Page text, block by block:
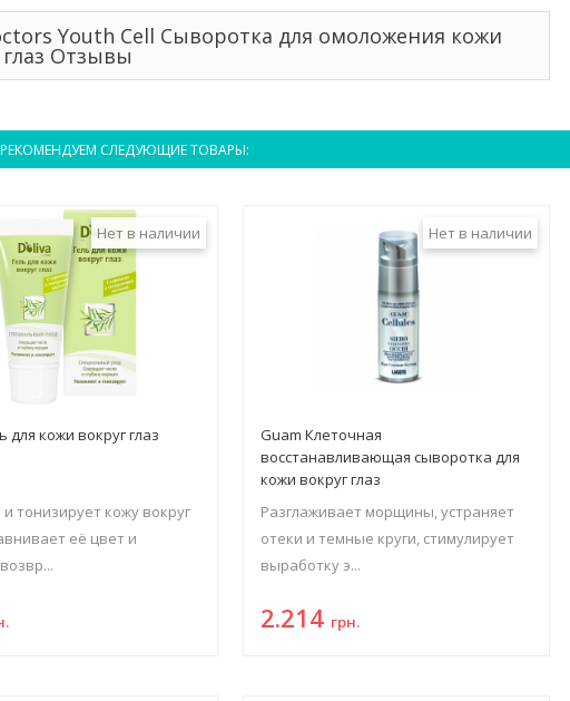
Youth Cell Сыворотка для омоложения кожи
глаз Отзывы
СЛЕДУЮЩИЕ ТОВАРЫ:
Нет в наличии
для кожи вокруг глаз
тонизирует кожу вокруг
её цвет и
Нет в наличии
Guam Клеточная
восстанавливающая сыворотка для
кожи вокруг глаз
Разглаживает морщины, устраняет
отеки и темные круги, стимулирует
выработку э...
2.214 грн.